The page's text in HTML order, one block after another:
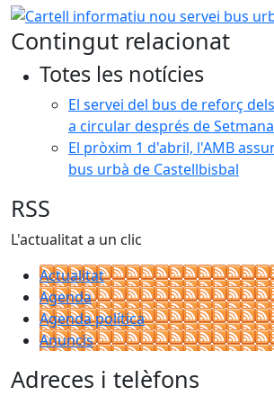
Cartell informatiu nou servei bus urbà
Contingut relacionat
Totes les notícies
El servei del bus de reforç
a circular després de
El pròxim 1 d'abril, l'AMB
bus urbà de Castellbisbal
RSS
L'actualitat a un clic
Actualitat
Agenda
Agenda política
Anuncis
Adreces i telèfons